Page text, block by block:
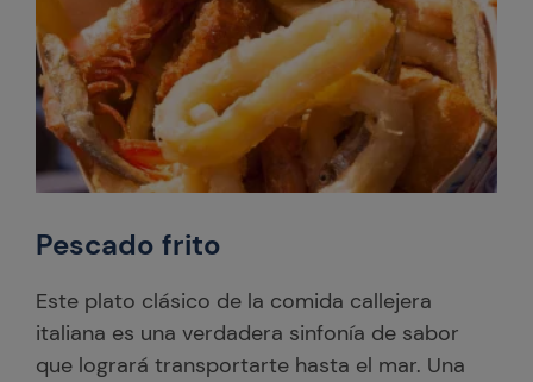
Pescado frito
Este plato clásico de la comida callejera
italiana es una verdadera sinfonía de sabor
que logrará transportarte hasta el mar. Una